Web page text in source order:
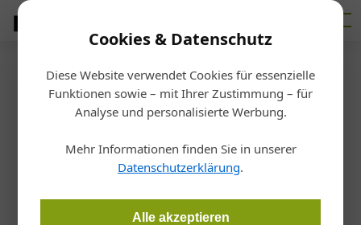
Cookies & Datenschutz
Diese Website verwendet Cookies für essenzielle
Funktionen sowie – mit Ihrer Zustimmung – für
Analyse und personalisierte Werbung.
Mehr Informationen finden Sie in unserer
Datenschutzerklärung.
Alle akzeptieren
Startseite /Bauen
Ziegeldach
Der Tradition verpflichtet
Redaktion Dach Wand 30.12.2024, 10:06 Uhr